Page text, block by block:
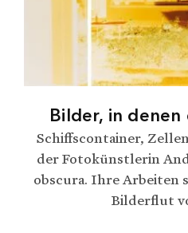
Bilder, in
Schiffscontainer,
der Fotokünstlerin
obscura. Ihre Arbeiten
Bilderflut